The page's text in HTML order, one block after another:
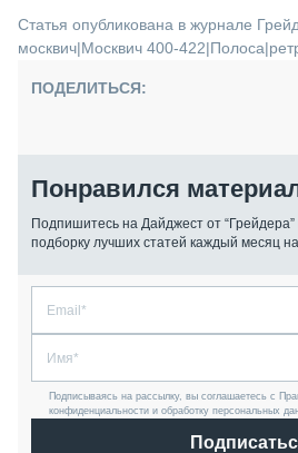
Статья опубликована в журнале
москвич|Москвич 400-422|Полоса|
ПОДЕЛИТЬСЯ:
Понравился
Подпишитесь на Дайджест от “Грейдера”
подборку лучших статей каждый месяц
Подписываясь на рассылку, вы соглашаетесь с
конфиденциальности и обработку персональных